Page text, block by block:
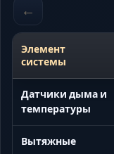
←
Элемент
системы
Датчики дыма и
температуры
Вытяжные